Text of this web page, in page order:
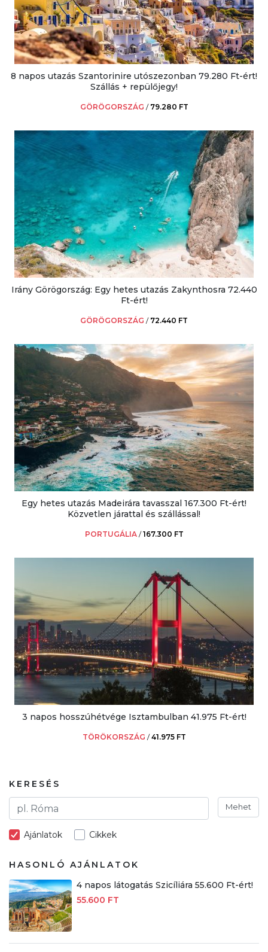
8 napos utazás Szantorinire utószezonban 79.280 Ft-ért!
Szállás + repülőjegy!
GÖRÖGORSZÁG / 79.280 FT
Irány Görögország: Egy hetes utazás Zakynthosra 72.440
Ft-ért!
GÖRÖGORSZÁG / 72.440 FT
Egy hetes utazás Madeirára tavasszal 167.300 Ft-ért!
Közvetlen járattal és szállással!
PORTUGÁLIA /167.300 FT
3 napos hosszúhétvége Isztambulban 41.975 Ft-ért!
TÖRÖKORSZÁG /41.975 FT
KERESÉS
Mehet
Ajánlatok Cikkek
HASONLÓ AJÁNLATOK
4 napos látogatás Szicíliára 55.600 Ft-ért!
55.600 FT